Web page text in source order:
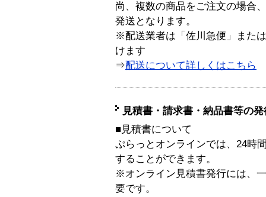
尚、複数の商品をご注文の場合
発送となります。
※配送業者は「佐川急便」また
けます
⇒配送について詳しくはこちら
見積書・請求書・納品書等の
■見積書について
ぷらっとオンラインでは、24時
することができます。
※オンライン見積書発行には、
要です。